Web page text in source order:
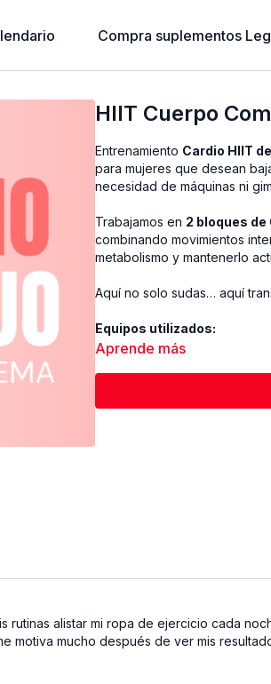
Compra suplementos
HIIT Cuerpo
Entrenamiento Cardio HIIT
para mujeres que desean
necesidad de máquinas ni
Trabajamos en 2 bloques
combinando movimientos
metabolismo y mantenerlo
Aquí no solo sudas… aquí
Equipos utilizados:
• Mancuernas 2 x 15 lbs
Aprende más
rutinas alistar mi ropa de ejercicio cada
motiva mucho después de ver mis